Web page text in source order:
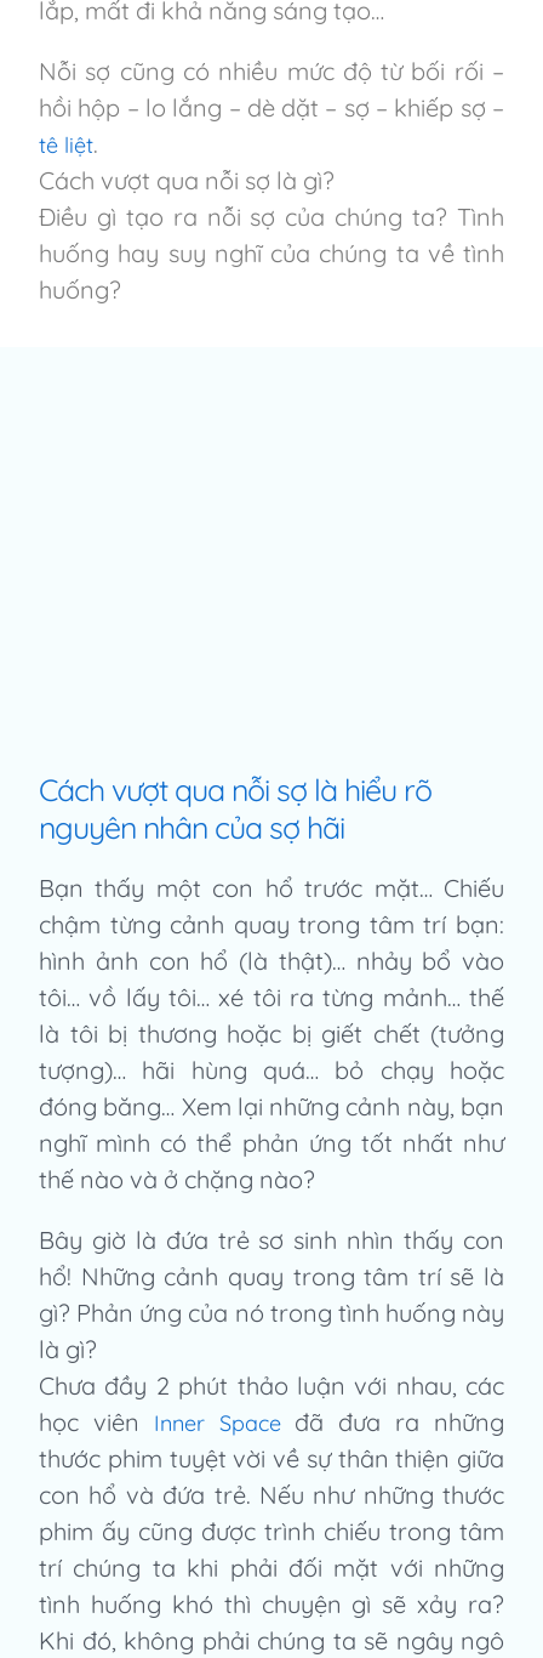
lắp, mất đi khả năng sáng tạo…
Nỗi sợ cũng có nhiều mức độ từ bối rối –
hồi hộp – lo lắng – dè dặt – sợ – khiếp sợ –
tê liệt.
Cách vượt qua nỗi sợ là gì?
Điều gì tạo ra nỗi sợ của chúng ta? Tình
huống hay suy nghĩ của chúng ta về tình
huống?
Cách vượt qua nỗi sợ là hiểu rõ
nguyên nhân của sợ hãi
Bạn thấy một con hổ trước mặt… Chiếu
chậm từng cảnh quay trong tâm trí bạn:
hình ảnh con hổ (là thật)… nhảy bổ vào
tôi… vồ lấy tôi… xé tôi ra từng mảnh… thế
là tôi bị thương hoặc bị giết chết (tưởng
tượng)… hãi hùng quá… bỏ chạy hoặc
đóng băng… Xem lại những cảnh này, bạn
nghĩ mình có thể phản ứng tốt nhất như
thế nào và ở chặng nào?
Bây giờ là đứa trẻ sơ sinh nhìn thấy con
hổ! Những cảnh quay trong tâm trí sẽ là
gì? Phản ứng của nó trong tình huống này
là gì?
Chưa đầy 2 phút thảo luận với nhau, các
học viên Inner Spaceđã đưa ra những
thước phim tuyệt vời về sự thân thiện giữa
con hổ và đứa trẻ. Nếu như những thước
phim ấy cũng được trình chiếu trong tâm
trí chúng ta khi phải đối mặt với những
tình huống khó thì chuyện gì sẽ xảy ra?
Khi đó, không phải chúng ta sẽ ngây ngô